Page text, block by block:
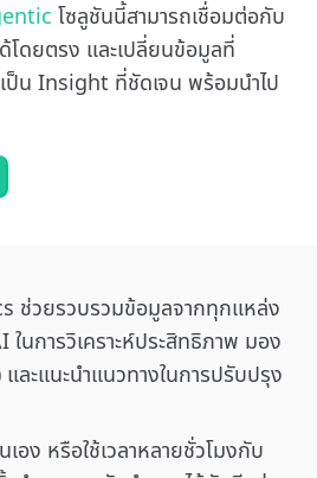
โซลูชันนี้สามารถเชื่อมต่อกับ
โดยตรง และเปลี่ยนข้อมูลที่
ป็น Insight ที่ชัดเจน พร้อมนำไป
ช่วยรวบรวมข้อมูลจากทุกแหล่ง
ในการวิเคราะห์ประสิทธิภาพ มอง
ะแนะนำแนวทางในการปรับปรุง
อง หรือใช้เวลาหลายชั่วโมงกับ